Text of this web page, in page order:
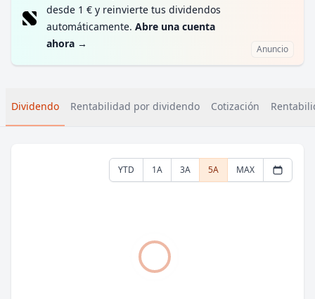
desde 1 € y reinvierte tus dividendos
automáticamente. Abre una cuenta
ahora → Anuncio
Dividendo Rentabilidad por dividendo Cotización
YTD 1A 3A 5A MAX